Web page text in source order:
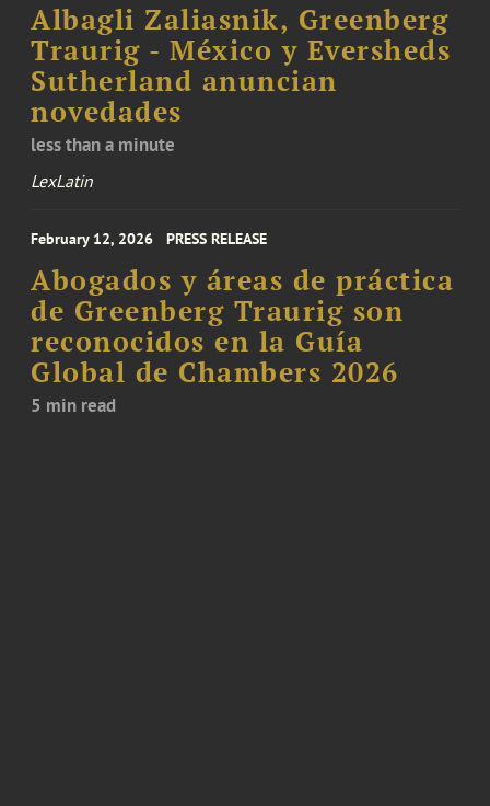
Albagli Zaliasnik, Greenberg
Traurig - México y Eversheds
Sutherland anuncian
novedades
less than a minute
LexLatin
February 12, 2026 PRESS RELEASE
Abogados y áreas de práctica
de Greenberg Traurig son
reconocidos en la Guía
Global de Chambers 2026
5 min read